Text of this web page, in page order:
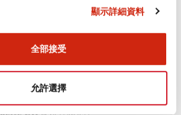
顯示詳細資料
全部接受
允許選擇
證與標準